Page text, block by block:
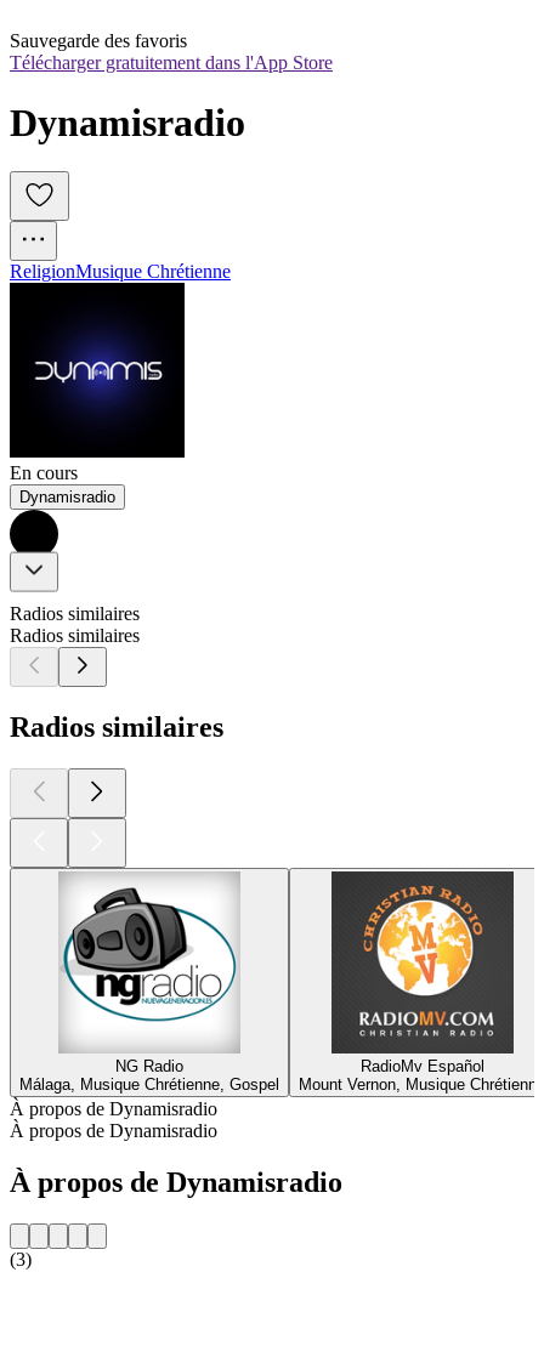
Sauvegarde des favoris
Télécharger gratuitement dans l'App Store
Dynamisradio
ReligionMusique Chrétienne
En cours
Dynamisradio
Radios similaires
Radios similaires
Radios similaires
NG Radio
Málaga, Musique Chrétienne, Gospel
RadioMv Español
Mount Vernon, Musique Chrétienne
À propos de Dynamisradio
À propos de Dynamisradio
À propos de Dynamisradio
(3)